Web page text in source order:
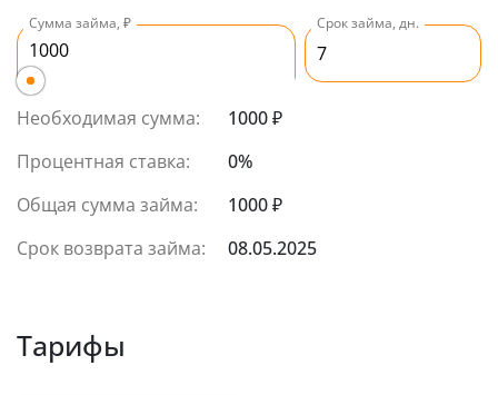
Сумма займа, ₽ Срок займа, дн.
Необходимая сумма:
1000 ₽
Процентная ставка:
0%
Общая сумма займа:
1000 ₽
Срок возврата займа:
08.05.2025
Тарифы